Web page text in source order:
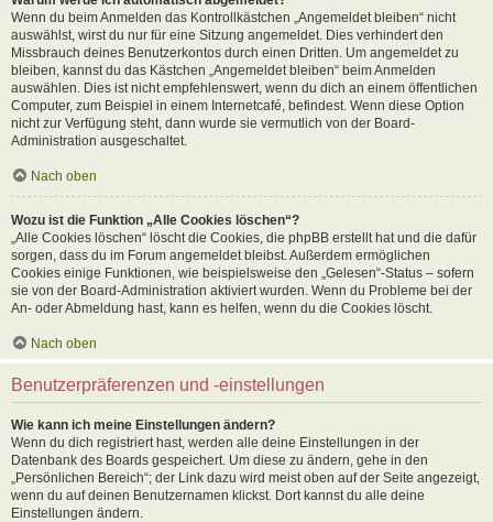
Wenn du beim Anmelden das Kontrollkästchen „Angemeldet bleiben“ nicht
auswählst, wirst du nur für eine Sitzung angemeldet. Dies verhindert den
Missbrauch deines Benutzerkontos durch einen Dritten. Um angemeldet zu
bleiben, kannst du das Kästchen „Angemeldet bleiben“ beim Anmelden
auswählen. Dies ist nicht empfehlenswert, wenn du dich an einem öffentlichen
Computer, zum Beispiel in einem Internetcafé, befindest. Wenn diese Option
nicht zur Verfügung steht, dann wurde sie vermutlich von der Board-
Administration ausgeschaltet.
Nach oben
Wozu ist die Funktion „Alle Cookies löschen“?
„Alle Cookies löschen“ löscht die Cookies, die phpBB erstellt hat und die dafür
sorgen, dass du im Forum angemeldet bleibst. Außerdem ermöglichen
Cookies einige Funktionen, wie beispielsweise den „Gelesen“-Status – sofern
sie von der Board-Administration aktiviert wurden. Wenn du Probleme bei der
An- oder Abmeldung hast, kann es helfen, wenn du die Cookies löscht.
Nach oben
Benutzerpräferenzen und -einstellungen
Wie kann ich meine Einstellungen ändern?
Wenn du dich registriert hast, werden alle deine Einstellungen in der
Datenbank des Boards gespeichert. Um diese zu ändern, gehe in den
„Persönlichen Bereich“; der Link dazu wird meist oben auf der Seite angezeigt,
wenn du auf deinen Benutzernamen klickst. Dort kannst du alle deine
Einstellungen ändern.